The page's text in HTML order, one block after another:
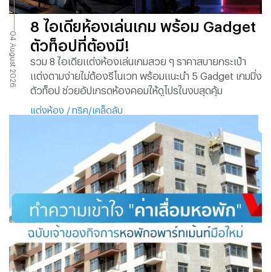
04 August 2026
8 ไอเดียห้องเล่นเกม พร้อม Gadget
ตัวท็อปที่ต้องมี!
รวม 8 ไอเดียแต่งห้องเล่นเกมสวย ๆ ราคาสบายกระเป๋า
แต่งตามง่ายไม่ต้องรีโนเวท พร้อมแนะนำ 5 Gadget เกมมิ่ง
ตัวท็อป ช่วยอัปเกรดห้องคอมให้ดูโปรในงบสุดคุ้ม
แต่งห้อง / ทริค/เคล็ดลับ